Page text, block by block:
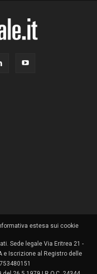
estesa sui cookie
Sede legale Via Eritrea 21 -
e Iscrizione al Registro delle